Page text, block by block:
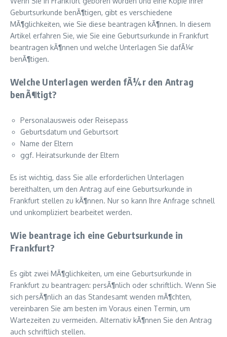
Geburtsurkunde benÃ¶tigen, gibt es verschiedene
MÃ¶glichkeiten, wie Sie diese beantragen kÃ¶nnen. In diesem
Artikel erfahren Sie, wie Sie eine Geburtsurkunde in Frankfurt
beantragen kÃ¶nnen und welche Unterlagen Sie dafÃ¼r
benÃ¶tigen.
Welche Unterlagen werden fÃ¼r den Antrag
benÃ¶tigt?
Personalausweis oder Reisepass
Geburtsdatum und Geburtsort
Name der Eltern
ggf. Heiratsurkunde der Eltern
Es ist wichtig, dass Sie alle erforderlichen Unterlagen
bereithalten, um den Antrag auf eine Geburtsurkunde in
Frankfurt stellen zu kÃ¶nnen. Nur so kann Ihre Anfrage schnell
und unkompliziert bearbeitet werden.
Wie beantrage ich eine Geburtsurkunde in
Frankfurt?
Es gibt zwei MÃ¶glichkeiten, um eine Geburtsurkunde in
Frankfurt zu beantragen: persÃ¶nlich oder schriftlich. Wenn Sie
sich persÃ¶nlich an das Standesamt wenden mÃ¶chten,
vereinbaren Sie am besten im Voraus einen Termin, um
Wartezeiten zu vermeiden. Alternativ kÃ¶nnen Sie den Antrag
auch schriftlich stellen.